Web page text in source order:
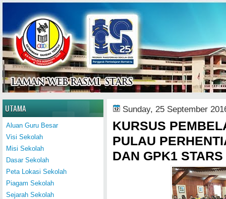
Home
Sunday, 25 September
KURSUS
PULAU
DAN GPK1 STARS
UTAMA
Aluan Guru Besar
Visi Sekolah
Misi Sekolah
Dasar Sekolah
Peta Lokasi Sekolah
Piagam Sekolah
Sejarah Sekolah